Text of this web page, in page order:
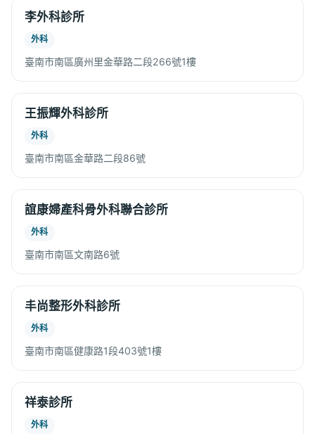
李外科診所
外科
臺南市南區廣州里金華路二段266號1樓
王振輝外科診所
外科
臺南市南區金華路二段86號
誼康婦產科骨外科聯合診所
外科
臺南市南區文南路6號
丰尚整形外科診所
外科
臺南市南區健康路1段403號1樓
祥泰診所
外科